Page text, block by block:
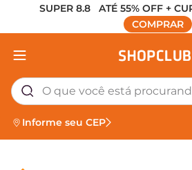
SUPER 8.8   ATÉ 55% OFF +
COMPRAR
O que você está procurando?
Informe seu CEP